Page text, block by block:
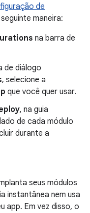
de
maneira:
na barra de
de diálogo
, selecione a
que você quer usar.
, na guia
de cada módulo
durante a
seus módulos
instantânea nem usa
app. Em vez disso, o